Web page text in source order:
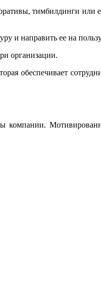
тимбилдинги
и направить ее на
организации.
обеспечивает
компании.